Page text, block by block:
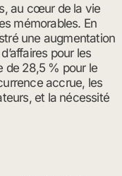
au cœur de la vie
mémorables. En
une augmentation
pour les
de 28,5 % pour le
accrue, les
et la nécessité